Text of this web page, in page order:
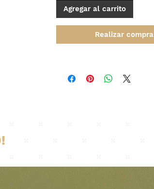
Agregar al carrito
Realizar compra